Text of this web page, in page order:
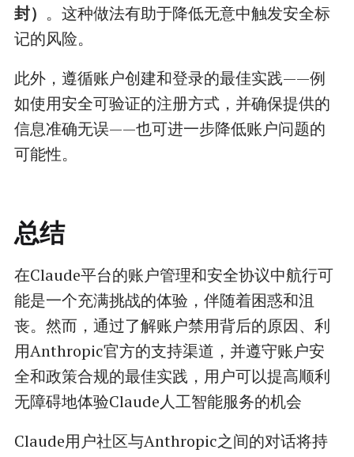
封） 。这种做法有助于降低无意中触发安全标
记的风险。
此外，遵循账户创建和登录的最佳实践——例
如使用安全可验证的注册方式，并确保提供的
信息准确无误——也可进一步降低账户问题的
可能性。
总结
在Claude平台的账户管理和安全协议中航行可
能是一个充满挑战的体验，伴随着困惑和沮
丧。然而，通过了解账户禁用背后的原因、利
用Anthropic官方的支持渠道，并遵守账户安
全和政策合规的最佳实践，用户可以提高顺利
无障碍地体验Claude人工智能服务的机会
Claude用户社区与Anthropic之间的对话将持